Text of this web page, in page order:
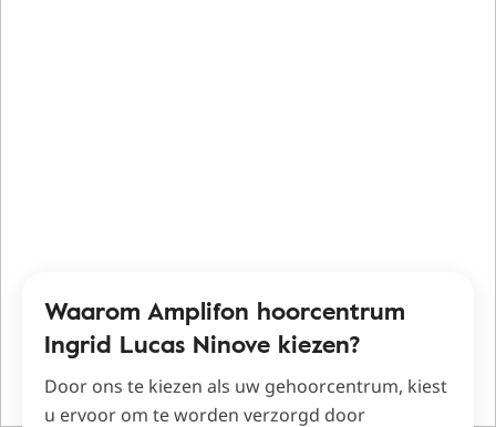
Waarom Amplifon hoorcentrum
Ingrid Lucas Ninove kiezen?
Door ons te kiezen als uw gehoorcentrum, kiest
u ervoor om te worden verzorgd door